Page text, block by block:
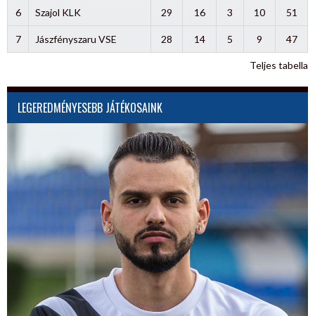
6 Szajol KLK 29 16 3 10 51
7 Jászfényszaru VSE 28 14 5 9 47
Teljes tabella
LEGEREDMÉNYESEBB JÁTÉKOSAINK